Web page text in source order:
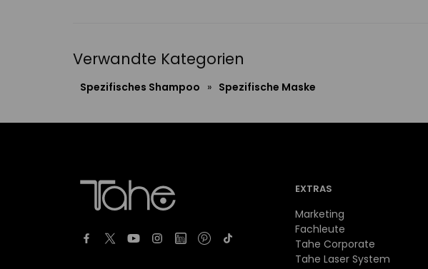
Verwandte Kategorien
Spezifisches Shampoo » Spezifische Maske
EXTRAS
Marketing
Fachleute
Tahe Corporate
Tahe Laser System